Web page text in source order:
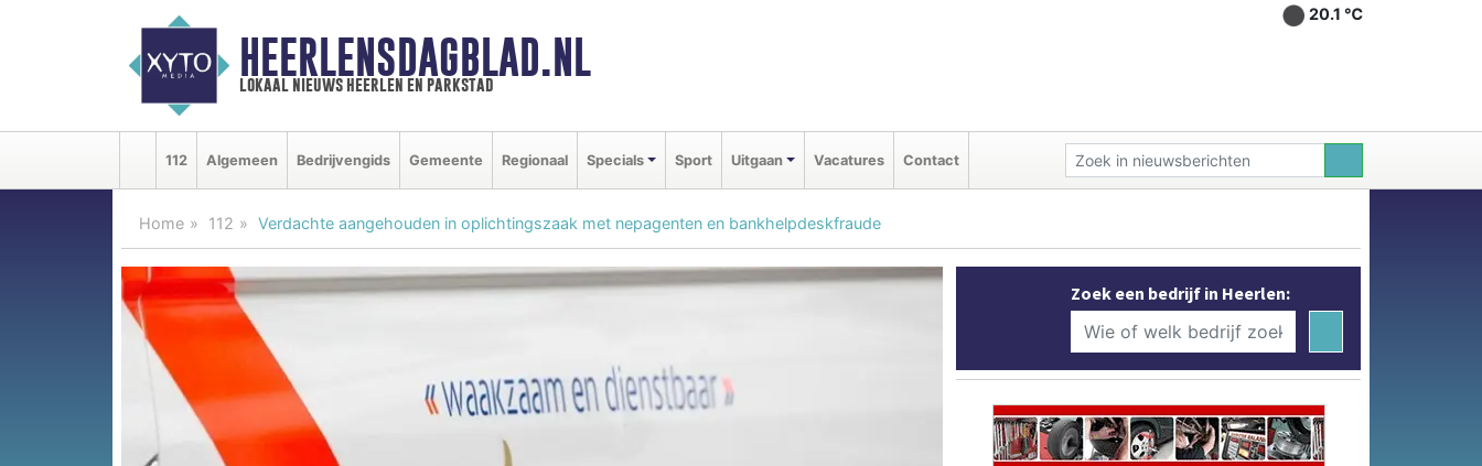
HEERLENSDAGBLAD.NL
lokaal nieuws heerlen en parkstad
20.1 ℃
112 Algemeen Bedrijvengids Gemeente Regionaal Specials Sport Uitgaan Vacatures Contact
Home 112 Verdachte aangehouden in oplichtingszaak met nepagenten en bankhelpdeskfraude
Zoek een bedrijf in Heerlen: